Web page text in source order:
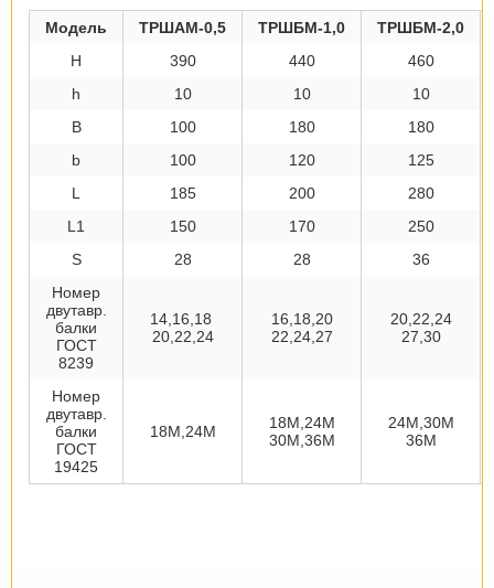
Модель ТРШАМ-0,5 ТРШБМ-1,0
ТРШБМ-2,0
H
390 440
460
h
10 10
10
B
100 180
180
b
100 120
125
L
185 200
280
L1
150 170
250
S
28 28
36
Номер
двутавр.
балки
ГОСТ
8239
14,16,18
20,22,24
16,18,20
22,24,27
20,22,24
27,30
Номер
двутавр.
балки
ГОСТ
19425
18М,24М
18М,24М
30М,36М
24М,30М
36М